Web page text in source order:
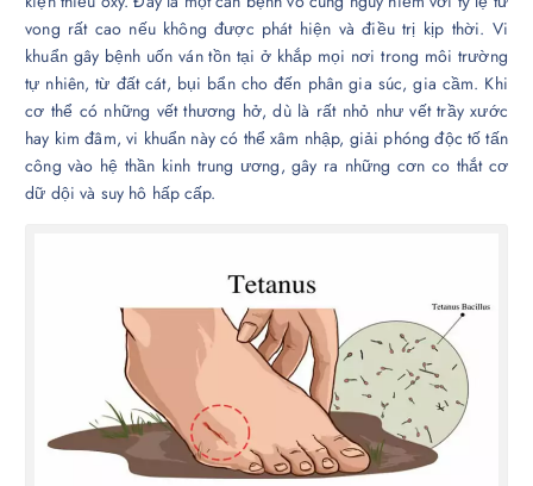
vong rất cao nếu không được phát hiện và điều trị kịp thời. Vi
khuẩn gây bệnh uốn ván tồn tại ở khắp mọi nơi trong môi trường
tự nhiên, từ đất cát, bụi bẩn cho đến phân gia súc, gia cầm. Khi
cơ thể có những vết thương hở, dù là rất nhỏ như vết trầy xước
hay kim đâm, vi khuẩn này có thể xâm nhập, giải phóng độc tố tấn
công vào hệ thần kinh trung ương, gây ra những cơn co thắt cơ
dữ dội và suy hô hấp cấp.